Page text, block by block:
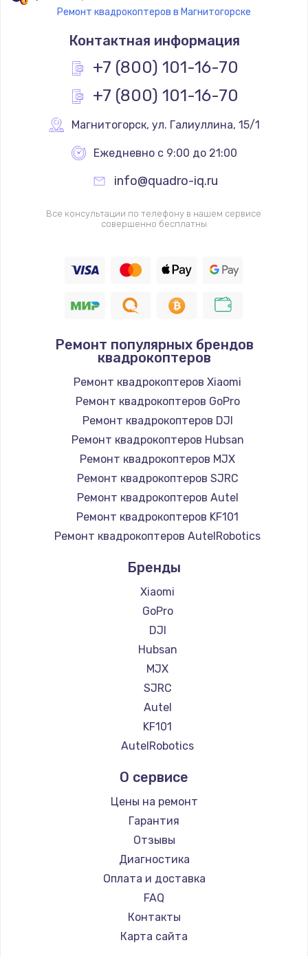
Ремонт квадрокоптеров в Магнитогорске
Контактная информация
+7 (800) 101-16-70
+7 (800) 101-16-70
Магнитогорск, ул. Галиуллина, 15/1
Ежедневно с 9:00 до 21:00
info@quadro-iq.ru
Все консультации по телефону в нашем сервисе
совершенно бесплатны
Ремонт популярных брендов
квадрокоптеров
Ремонт квадрокоптеров Xiaomi
Ремонт квадрокоптеров GoPro
Ремонт квадрокоптеров DJI
Ремонт квадрокоптеров Hubsan
Ремонт квадрокоптеров MJX
Ремонт квадрокоптеров SJRC
Ремонт квадрокоптеров Autel
Ремонт квадрокоптеров KF101
Ремонт квадрокоптеров AutelRobotics
Бренды
Xiaomi
GoPro
DJI
Hubsan
MJX
SJRC
Autel
KF101
AutelRobotics
О сервисе
Цены на ремонт
Гарантия
Отзывы
Диагностика
Оплата и доставка
FAQ
Контакты
Карта сайта